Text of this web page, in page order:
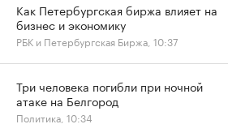
Как Петербургская биржа влияет на
бизнес и экономику
РБК и Петербургская Биржа, 10:37
Три человека погибли при ночной
атаке на Белгород
Политика, 10:34